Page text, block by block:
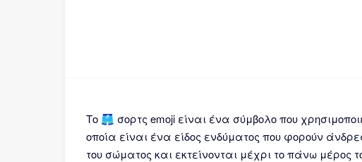
Το 🩳 σορτς emoji είναι ένα σύμβολο που
οποία είναι ένα είδος ενδύματος που φορούν
του σώματος και εκτείνονται μέχρι το πάνω μέρος